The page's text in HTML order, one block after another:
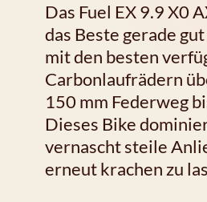
Das Fuel EX 9.9 X0
das Beste gerade
mit den besten
Carbonlaufrädern
150 mm Federweg
Dieses Bike
vernascht steile
erneut krachen zu